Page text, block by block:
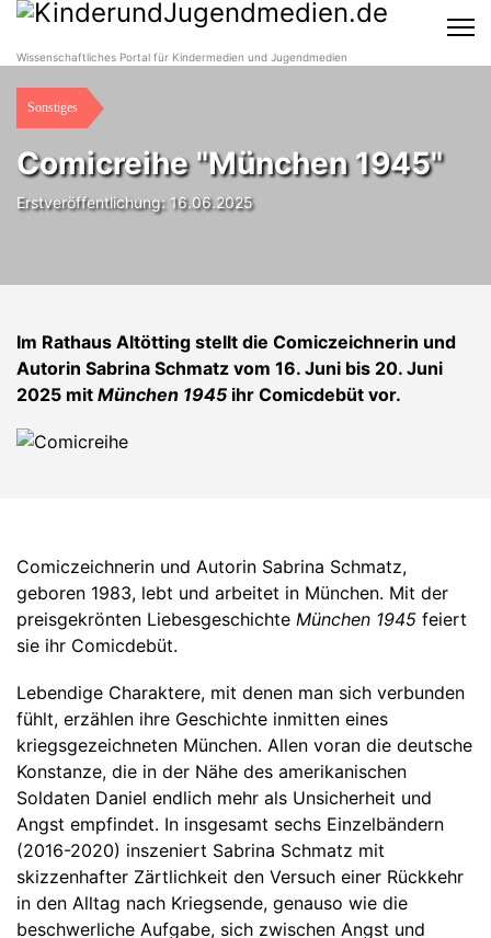
Wissenschaftliches Portal für Kindermedien und Jugendmedien
Sonstiges
Comicreihe "München 1945"
Erstveröffentlichung: 16.06.2025
Im Rathaus Altötting stellt die Comiczeichnerin und
Autorin Sabrina Schmatz vom 16. Juni bis 20. Juni
2025 mit München 1945 ihr Comicdebüt vor.
Comiczeichnerin und Autorin Sabrina Schmatz,
geboren 1983, lebt und arbeitet in München. Mit der
preisgekrönten Liebesgeschichte München 1945 feiert
sie ihr Comicdebüt.
Lebendige Charaktere, mit denen man sich verbunden
fühlt, erzählen ihre Geschichte inmitten eines
kriegsgezeichneten München. Allen voran die deutsche
Konstanze, die in der Nähe des amerikanischen
Soldaten Daniel endlich mehr als Unsicherheit und
Angst empfindet. In insgesamt sechs Einzelbändern
(2016-2020) inszeniert Sabrina Schmatz mit
skizzenhafter Zärtlichkeit den Versuch einer Rückkehr
in den Alltag nach Kriegsende, genauso wie die
beschwerliche Aufgabe, sich zwischen Angst und